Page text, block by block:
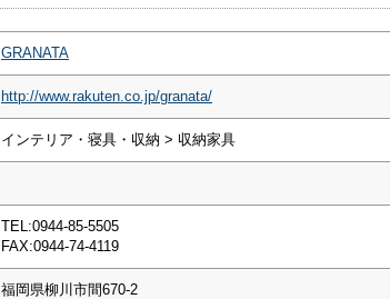
GRANATA
http://www.rakuten.co.jp/granata/
インテリア・寝具・収納 > 収納家具
TEL:0944-85-5505
FAX:0944-74-4119
福岡県柳川市間670-2